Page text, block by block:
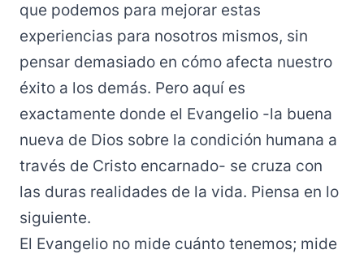
que podemos para mejorar estas
experiencias para nosotros mismos, sin
pensar demasiado en cómo afecta nuestro
éxito a los demás. Pero aquí es
exactamente donde el Evangelio -la buena
nueva de Dios sobre la condición humana a
través de Cristo encarnado- se cruza con
las duras realidades de la vida. Piensa en lo
siguiente.
El Evangelio no mide cuánto tenemos; mide